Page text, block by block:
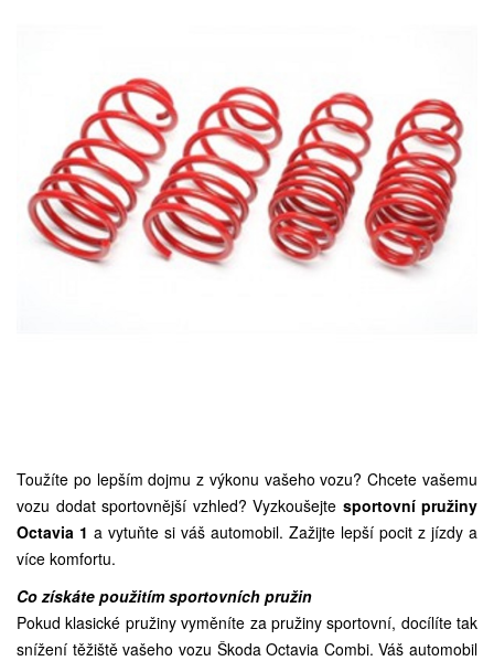
Toužíte po lepším dojmu z výkonu vašeho vozu? Chcete vašemu
vozu dodat sportovnější vzhled? Vyzkoušejte sportovní pružiny
Octavia 1 a vytuňte si váš automobil. Zažijte lepší pocit z jízdy a
více komfortu.
Co získáte použitím sportovních pružin
Pokud klasické pružiny vyměníte za pružiny sportovní, docílíte tak
snížení těžiště vašeho vozu Škoda Octavia Combi. Váš automobil